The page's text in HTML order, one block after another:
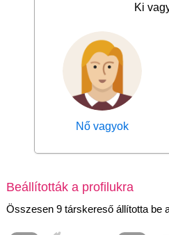
Ki
Nő vagyok
Beállították a profilukra
Összesen 9 társkereső állította be